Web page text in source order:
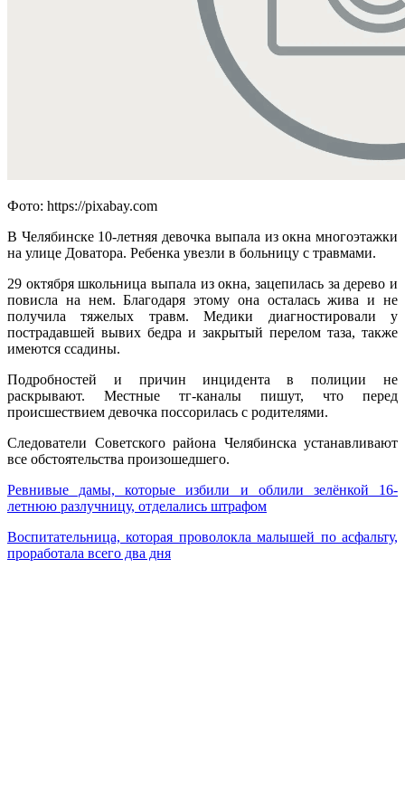
Фото: https://pixabay.com
В Челябинске 10-летняя девочка выпала из окна многоэтажки
на улице Доватора. Ребенка увезли в больницу с травмами.
29 октября школьница выпала из окна, зацепилась за дерево и
повисла на нем. Благодаря этому она осталась жива и не
получила тяжелых травм. Медики диагностировали у
пострадавшей вывих бедра и закрытый перелом таза, также
имеются ссадины.
Подробностей и причин инцидента в полиции не
раскрывают. Местные тг-каналы пишут, что перед
происшествием девочка поссорилась с родителями.
Следователи Советского района Челябинска устанавливают
все обстоятельства произошедшего.
Ревнивые дамы, которые избили и облили зелёнкой 16-
летнюю разлучницу, отделались штрафом
Воспитательница, которая проволокла малышей по асфальту,
проработала всего два дня